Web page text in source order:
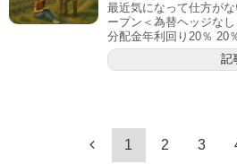
最近気になって仕方が
ープン＜為替ヘッジな
分配金年利回り20％ 20
記
1 2 3